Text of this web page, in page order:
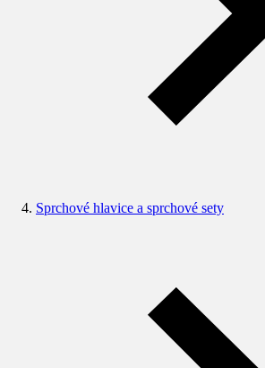
Sprchové hlavice a sprchové sety